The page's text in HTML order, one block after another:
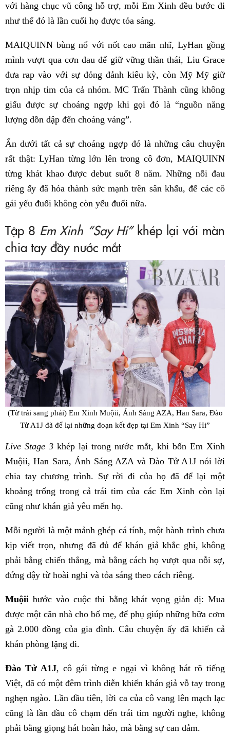
với hàng chục vũ công hỗ trợ, mỗi Em Xinh đều bước đi
như thể đó là lần cuối họ được tỏa sáng.
MAIQUINN bùng nổ với nốt cao mãn nhĩ, LyHan gồng
mình vượt qua cơn đau để giữ vững thần thái, Liu Grace
đưa rap vào với sự đỏng đảnh kiêu kỳ, còn Mỹ Mỹ giữ
trọn nhịp tim của cả nhóm. MC Trấn Thành cũng không
giấu được sự choáng ngợp khi gọi đó là “nguồn năng
lượng dồn dập đến choáng váng”.
Ẩn dưới tất cả sự choáng ngợp đó là những câu chuyện
rất thật: LyHan từng lớn lên trong cô đơn, MAIQUINN
từng khát khao được debut suốt 8 năm. Những nỗi đau
riêng ấy đã hóa thành sức mạnh trên sân khấu, để các cô
gái yếu đuối không còn yếu đuối nữa.
Tập 8 Em Xinh “Say Hi”khép lại với màn
chia tay đầy nước mắt
(Từ trái sang phải) Em Xinh Muộii, Ánh Sáng AZA, Han Sara, Đào
Tử A1J đã để lại những đoạn kết đẹp tại Em Xinh “Say Hi”
Live Stage 3 khép lại trong nước mắt, khi bốn Em Xinh
Muộii, Han Sara, Ánh Sáng AZA và Đào Tử A1J nói lời
chia tay chương trình. Sự rời đi của họ đã để lại một
khoảng trống trong cả trái tim của các Em Xinh còn lại
cũng như khán giả yêu mến họ.
Mỗi người là một mảnh ghép cá tính, một hành trình chưa
kịp viết trọn, nhưng đã đủ để khán giả khắc ghi, không
phải bằng chiến thắng, mà bằng cách họ vượt qua nỗi sợ,
đứng dậy từ hoài nghi và tỏa sáng theo cách riêng.
Muộii bước vào cuộc thi bằng khát vọng giản dị: Mua
được một căn nhà cho bố mẹ, để phụ giúp những bữa cơm
gà 2.000 đồng của gia đình. Câu chuyện ấy đã khiến cả
khán phòng lặng đi.
Đào Tử A1J, cô gái từng e ngại vì không hát rõ tiếng
Việt, đã có một đêm trình diễn khiến khán giả vỗ tay trong
nghẹn ngào. Lần đầu tiên, lời ca của cô vang lên mạch lạc
cũng là lần đầu cô chạm đến trái tim người nghe, không
phải bằng giọng hát hoàn hảo, mà bằng sự can đảm.